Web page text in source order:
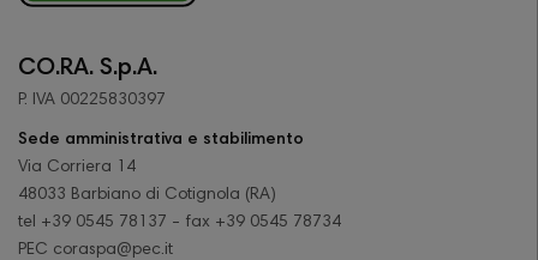
CO.RA. S.p.A.
P. IVA 00225830397
Sede amministrativa e stabilimento
Via Corriera 14
48033 Barbiano di Cotignola (RA)
tel +39 0545 78137 - fax +39 0545 78734
PEC coraspa@pec.it